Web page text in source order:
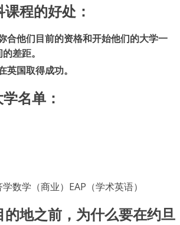
程的好处：
合他们目前的资格和开始他们的大学一
差距。
英国取得成功。
名单：
数学（商业）EAP（学术英语）
地之前，为什么要在约旦